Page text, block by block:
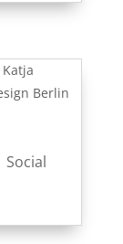
Social